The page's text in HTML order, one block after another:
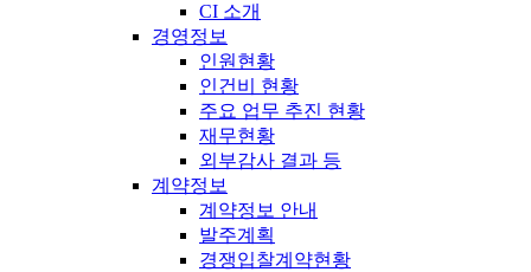
CI 소개
경영정보
인원현황
인건비 현황
주요 업무 추진 현황
재무현황
외부감사 결과 등
계약정보
계약정보 안내
발주계획
경쟁입찰계약현황